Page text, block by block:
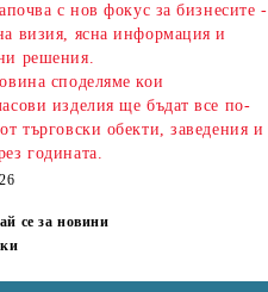
с нов фокус за бизнесите -
визия, ясна информация и
решения.
споделяме кои
изделия ще бъдат все по-
търговски обекти, заведения и
годината.
се за новини